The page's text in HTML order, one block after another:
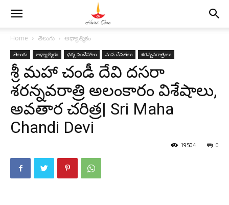
Home తెలుగు ఆధ్యాత్మికం
తెలుగు ఆధ్యాత్మికం ధర్మ సందేహాలు మన దేవతలు శరన్నవరాత్రులు
శ్రీ మహా చండీ దేవి దసరా
శరన్నవరాత్రి అలంకారం విశేషాలు,
అవతార చరిత్ర| Sri Maha
Chandi Devi
0
19504